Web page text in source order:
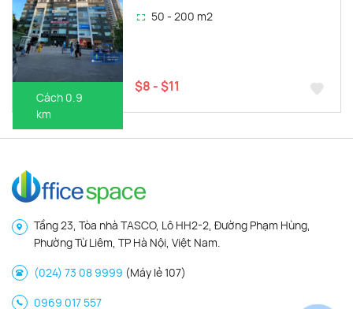
Cách 0.9
km
50 - 200 m2
$8 - $11
Tầng 23, Tòa nhà TASCO, Lô HH2-2, Đường Phạm Hùng,
Phường Từ Liêm, TP Hà Nội, Việt Nam.
(024) 73 08 9999 (Máy lẻ 107)
0969 017 557